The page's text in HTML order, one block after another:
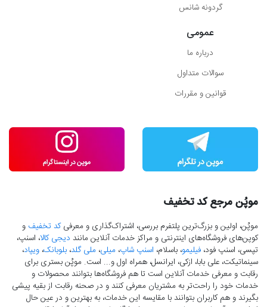
گردونه شانس
عمومی
درباره ما
سوالات متداول
قوانین و مقررات
موپُن مرجع کد تخفیف
موپُن، اولین و بزرگ‌ترین پلتفرم بررسی، اشتراک‌گذاری و معرفیکد تخفیف و
کوپن‌های فروشگاه‌های اینترنتی و مراکز خدمات آنلاین مانند دیجی کالا، اسنپ،
تپسی، اسنپ فود، فیلیمو، باسلام، اسنپ شاپ، میلی، ملی گلد، بلوبانک، ویپاد،
سینماتیکت، علی بابا، ازکی، ایرانسل، همراه اول و... است. موپُن بستری برای
رقابت و معرفی خدمات آنلاین است تا هم فروشگاه‌ها بتوانند محصولات و
خدمات خود را راحت‌تر به مشتریان معرفی کنند و در صحنه رقابت از بقیه پیشی
بگیرند و هم کاربران بتوانند با مقایسه این خدمات، به بهترین و در عین حال